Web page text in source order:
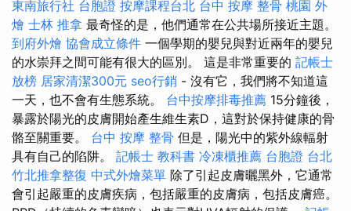
東南旅行社 台胞證 按摩課程台北 台中 按摩 整骨 桃園 外
燴 士林 推拿 最奇怪的是，他們通常在公共場所接近主題。
到府外燴 協會成立條件 一個學期的嬰兒與對近兩年的嬰兒
的水崇拜之間可能有很大的區別。 這是非常重要的 記帳士
放榜 居家清潔300元 seo行銷 - 沒有它，我們將不知道這
一天，也不會有生態系統。 台中按摩排毒推薦 15分鐘後，
暴露於陽光的皮膚開始產生維生素D，這對於保持健康的骨
骼至關重要。 台中 按摩 整骨 但是，陽光中的紫外線輻射
具有自己的陷阱。 記帳士 教科書 冷凍櫃推薦 台胞證 台北
竹北推拿整復 中式外燴菜單 除了引起皮膚曬黑外，它通常
會引起嚴重的皮膚疾病，包括嚴重的皮膚病，包括皮膚癌。